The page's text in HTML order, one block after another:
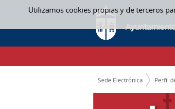
Utilizamos cookies propias y de terceros
Saltar al contenido
EXPEDIENTES EN CURSO
CAMINO DE MIGAS
Sede Electrónica Perfil